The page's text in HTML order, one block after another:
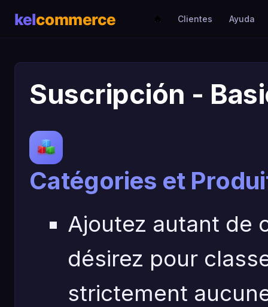
Clientes Ayuda
Suscripción -
Catégories et
Ajoutez autant de
désirez pour
strictement